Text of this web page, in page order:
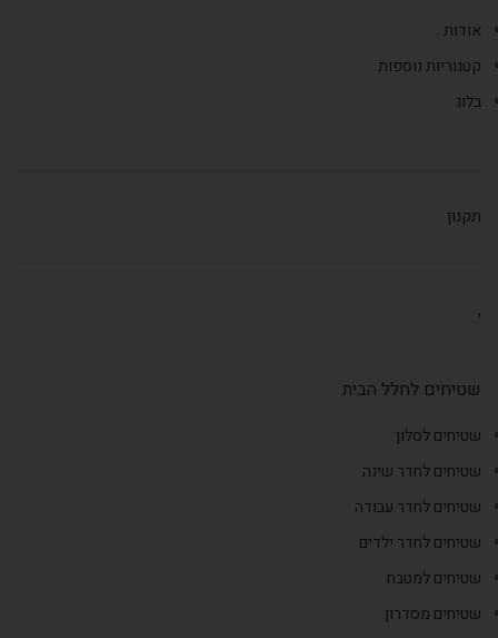
אודות
קטגוריות נוספות
בלוג
תקנון
,
שטיחים לחלל הבית
שטיחים לסלון
שטיחים לחדר שינה
שטיחים לחדר עבודה
שטיחים לחדר ילדים
שטיחים למטבח
שטיחים מסדרון